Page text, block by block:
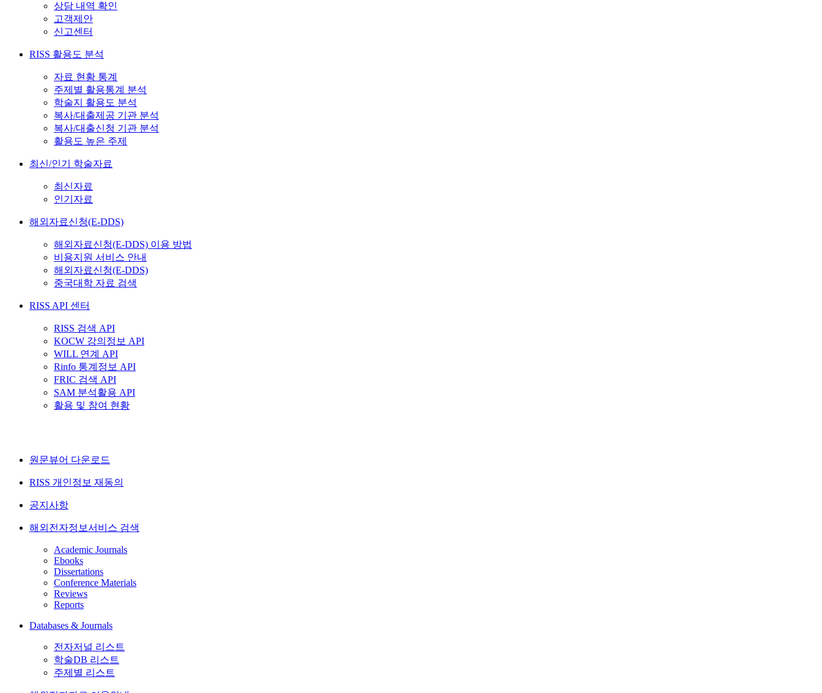
상담 내역 확인
고객제안
신고센터
RISS 활용도 분석
자료 현황 통계
주제별 활용통계 분석
학술지 활용도 분석
복사/대출제공 기관 분석
복사/대출신청 기관 분석
활용도 높은 주제
최신/인기 학술자료
최신자료
인기자료
해외자료신청(E-DDS)
해외자료신청(E-DDS) 이용 방법
비용지원 서비스 안내
해외자료신청(E-DDS)
중국대학 자료 검색
RISS API 센터
RISS 검색 API
KOCW 강의정보 API
WILL 연계 API
Rinfo 통계정보 API
FRIC 검색 API
SAM 분석활용 API
활용 및 참여 현황
원문뷰어 다운로드
RISS 개인정보 재동의
공지사항
해외전자정보서비스 검색
Academic Journals
Ebooks
Dissertations
Conference Materials
Reviews
Reports
Databases & Journals
전자저널 리스트
학술DB 리스트
주제별 리스트